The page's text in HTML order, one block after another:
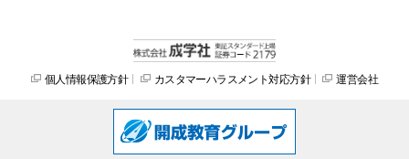
個人情報保護方針 カスタマーハラスメント対応方針 運営会社